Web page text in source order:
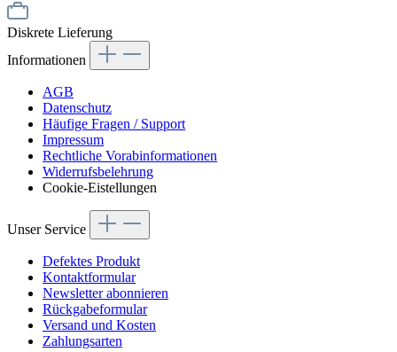
Diskrete Lieferung
Informationen
AGB
Datenschutz
Häufige Fragen / Support
Impressum
Rechtliche Vorabinformationen
Widerrufsbelehrung
Cookie-Eistellungen
Unser Service
Defektes Produkt
Kontaktformular
Newsletter abonnieren
Rückgabeformular
Versand und Kosten
Zahlungsarten